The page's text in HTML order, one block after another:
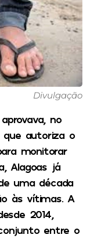
Divulgação
no
autoriza o
monitorar
Alagoas já
uma década
às vítimas. A
2014,
entre o